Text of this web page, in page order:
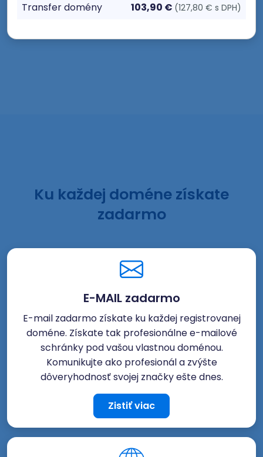
Transfer domény 103,90 € (127,80 € s DPH)
Ku každej doméne získate
zadarmo
E-MAIL zadarmo
E-mail zadarmo získate ku každej registrovanej
doméne. Získate tak profesionálne e-mailové
schránky pod vašou vlastnou doménou.
Komunikujte ako profesionál a zvýšte
dôveryhodnosť svojej značky ešte dnes.
Zistiť viac